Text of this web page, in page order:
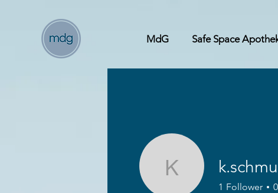
MdG Safe Space
k.schmutz
1 Follower 0